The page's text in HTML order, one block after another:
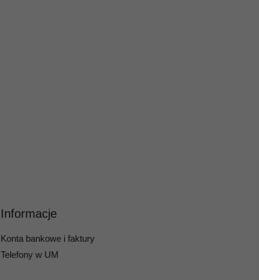
Informacje
Konta bankowe i faktury
Telefony w UM